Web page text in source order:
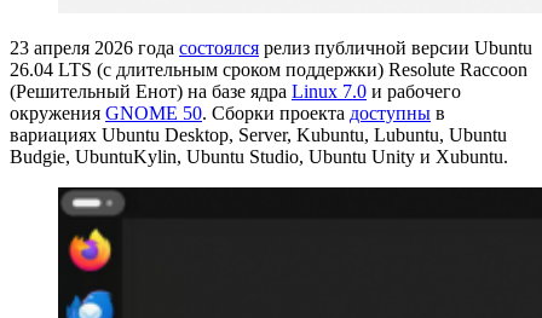
23 апреля 2026 года состоялся релиз публичной версии Ubuntu
26.04 LTS (с длительным сроком поддержки) Resolute Raccoon
(Решительный Eнот) на базе ядра Linux 7.0 и рабочего
окружения GNOME 50. Сборки проекта доступны в
вариациях Ubuntu Desktop, Server, Kubuntu, Lubuntu, Ubuntu
Budgie, UbuntuKylin, Ubuntu Studio, Ubuntu Unity и Xubuntu.